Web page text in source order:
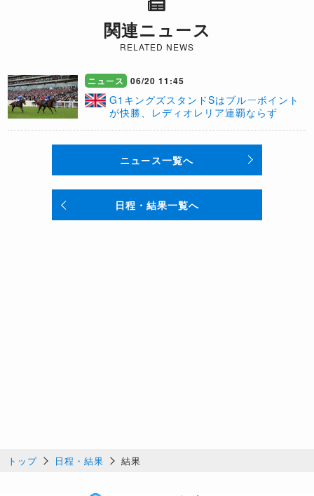
関連ニュース
RELATED NEWS
ニュース 06/20 11:45
​G1キングズスタンドSはブルーポイント
が快勝、レディオレリア連覇ならず
ニュース一覧へ
日程・結果一覧へ
トップ 日程・結果 結果